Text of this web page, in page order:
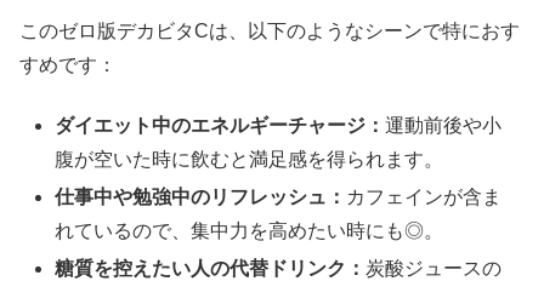
このゼロ版デカビタCは、以下のようなシーンで特におす
すめです：
ダイエット中のエネルギーチャージ：運動前後や小
腹が空いた時に飲むと満足感を得られます。
仕事中や勉強中のリフレッシュ： カフェインが含ま
れているので、集中力を高めたい時にも◎。
糖質を控えたい人の代替ドリンク： 炭酸ジュースの